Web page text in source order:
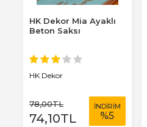
HK Dekor Mia Ayaklı
Beton Saksı
HK Dekor
78,00TL
74,10TL
İNDİRİM
%5